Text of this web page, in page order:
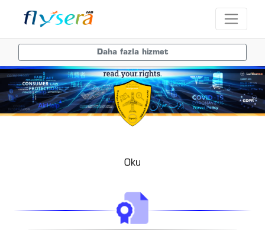
Daha fazla hizmet
Oku